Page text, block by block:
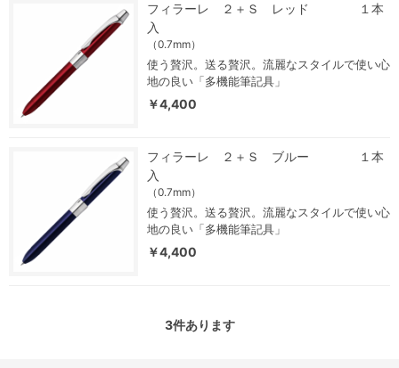
フィラーレ ２＋Ｓ レッド １本
入
（0.7mm）
使う贅沢。送る贅沢。流麗なスタイルで使い心
地の良い「多機能筆記具」
￥4,400
フィラーレ ２＋Ｓ ブルー １本
入
（0.7mm）
使う贅沢。送る贅沢。流麗なスタイルで使い心
地の良い「多機能筆記具」
￥4,400
3件あります